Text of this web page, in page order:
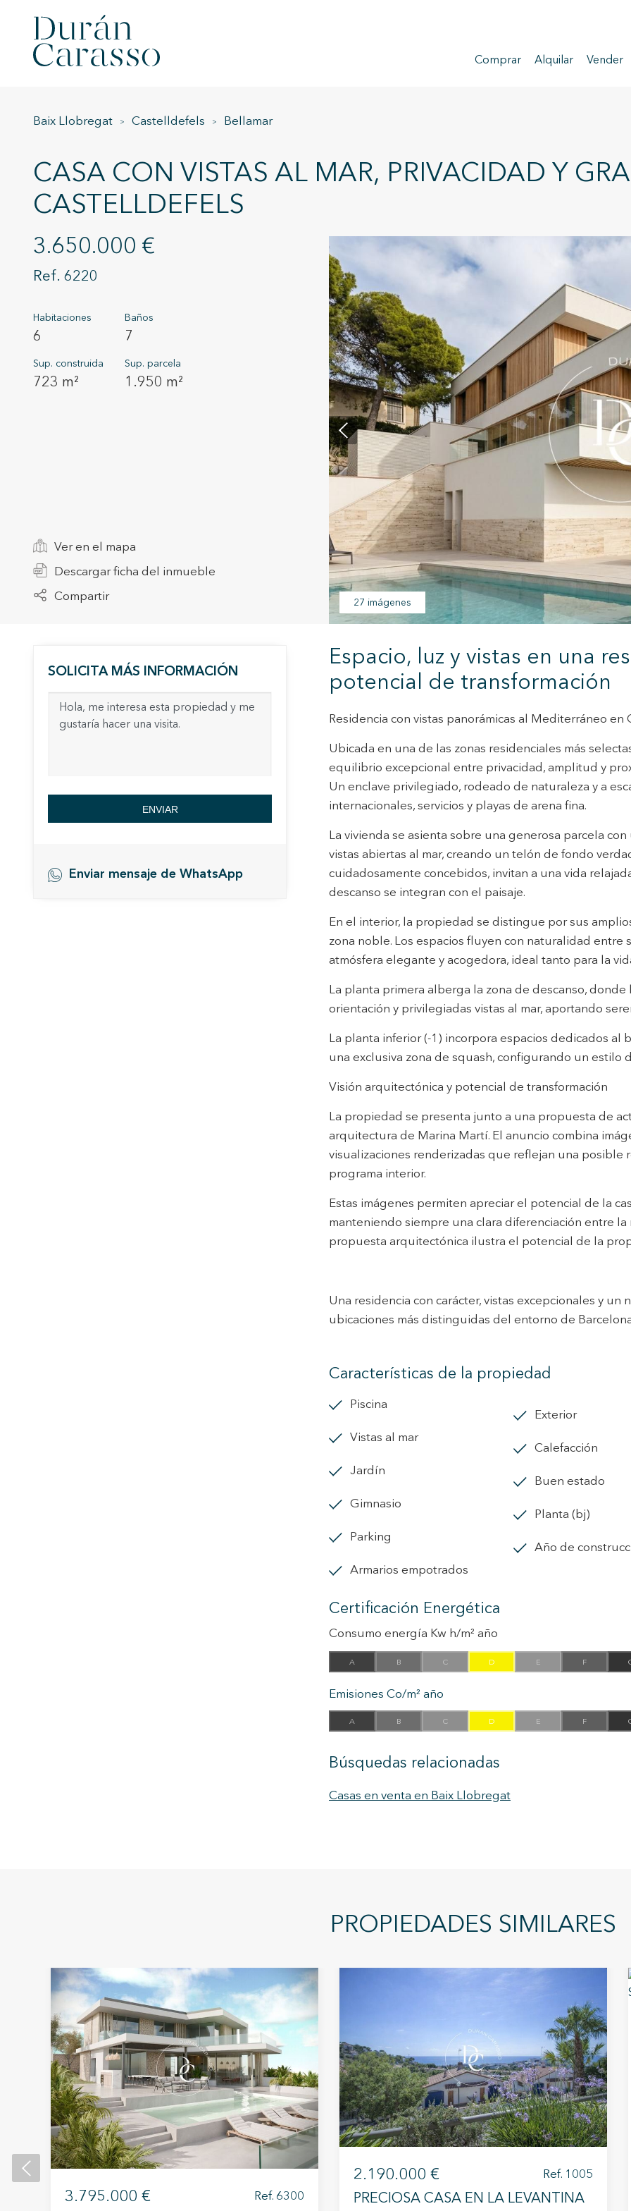
Comprar Alquilar Vender
Baix Llobregat Castelldefels Bellamar
CASA CON VISTAS AL MAR, PRIVACIDAD Y
CASTELLDEFELS
3.650.000 €
6220
Habitaciones
6
Baños
7
Sup. construida
723 m²
Sup. parcela
1.950 m²
Ver en el mapa
Descargar ficha del inmueble
Compartir 27 imágenes
SOLICITA MÁS INFORMACIÓN
ENVIAR
Enviar mensaje de WhatsApp
Espacio, luz y vistas en una
potencial de transformación
Residencia con vistas panorámicas al Mediterráneo en
Ubicada en una de las zonas residenciales más
equilibrio excepcional entre privacidad, amplitud y
Un enclave privilegiado, rodeado de naturaleza y a
internacionales, servicios y playas de arena fina.
La vivienda se asienta sobre una generosa parcela
vistas abiertas al mar, creando un telón de fondo
cuidadosamente concebidos, invitan a una vida
descanso se integran con el paisaje.
En el interior, la propiedad se distingue por sus
zona noble. Los espacios fluyen con naturalidad entre
atmósfera elegante y acogedora, ideal tanto para la
La planta primera alberga la zona de descanso,
orientación y privilegiadas vistas al mar, aportando
La planta inferior (-1) incorpora espacios dedicados al
una exclusiva zona de squash, configurando un estilo
Visión arquitectónica y potencial de transformación
La propiedad se presenta junto a una propuesta de
arquitectura de Marina Martí. El anuncio combina
visualizaciones renderizadas que reflejan una
programa interior.
Estas imágenes permiten apreciar el potencial de la
manteniendo siempre una clara diferenciación entre
propuesta arquitectónica ilustra el potencial de la
Una residencia con carácter, vistas excepcionales y
ubicaciones más distinguidas del entorno de
Características de la propiedad
piscina
vistas al mar
jardín
gimnasio
parking
armarios empotrados
exterior
calefacción
Buen estado
Planta (bj)
Año de
Certificación Energética
Consumo energía Kw h/m² año
A B C D E F
Emisiones Co/m² año
A B C D E F
Búsquedas relacionadas
Casas en venta en Baix Llobregat
PROPIEDADES SIMILARES
3.795.000 € Ref. 6300
2.190.000 € Ref. 1005
PRECIOSA CASA EN LA LEVANTINA
Modificar cookies
Técnicas y funcionales
Este sitio web utiliza Cookies propias para recopilar información con la
mejorar nuestros servicios. Si continua navegando, supone la aceptación de la
instalación de las mismas. El usuario tiene la posibilidad de configurar su
pudiendo, si así lo desea, impedir que sean instaladas en su disco duro,
deberá tener en cuenta que dicha acción podrá ocasionar dificultades de
de la página web.
Analíticas y personalización
Permiten realizar el seguimiento y análisis del comportamiento de los
sitio web. La información recogida mediante este tipo de cookies se utiliza en
los usuarios con el fin de introducir mejoras en función del análisis de los
que hacen los usuarios del servicio. Permiten guardar la información de
del usuario para mejorar la calidad de nuestros servicios y para ofrecer una
experiencia a través de productos recomendados.
Marketing y publicidad
Estas cookies son utilizadas para almacenar información sobre las
hábitos de navegación. Gracias a ellas, podemos conocer los hábitos de
en el sitio web y mostrar publicidad relacionada con el perfil de navegación del
Guardar configuración Aceptar todas